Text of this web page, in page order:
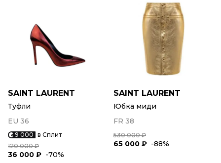
SAINT LAURENT
Туфли
EU 36
9 000 в Сплит
120 000 ₽
36 000 ₽ -70%
SAINT LAURENT
Юбка миди
FR 38
530 000 ₽
65 000 ₽ -88%